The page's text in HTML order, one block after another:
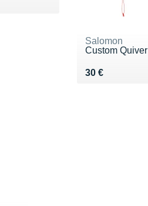
Salomon
Custom Quiver
30 €
Vendu 30 €